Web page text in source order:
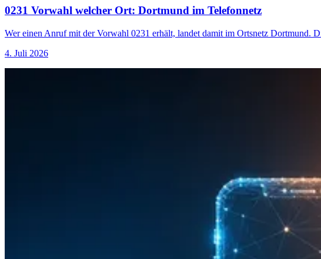
0231 Vorwahl welcher Ort: Dortmund im Telefonnetz
Wer einen Anruf mit der Vorwahl 0231 erhält, landet damit im Ortsnetz Dortmund.
4. Juli 2026